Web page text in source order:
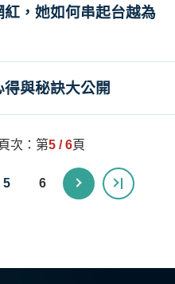
，她如何串起台越為
與秘訣大公開
次：第5 / 6頁
5 6